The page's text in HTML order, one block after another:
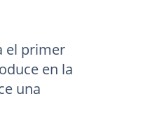
el primer
en la
una